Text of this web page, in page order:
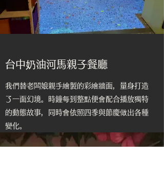
台中奶油河馬親子餐廳
我們替老闆娘親手繪製的彩繪牆面，量身打造
了一面幻境。時鐘每到整點便會配合播放獨特
的動態故事，同時會依照四季與節慶做出各種
變化。